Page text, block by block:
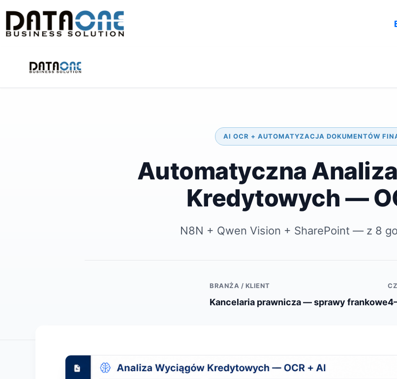
AI OCR + AUTOMATYZACJA DOKUMENTÓW
Automatyczna
Kredytowych —
N8N + Qwen Vision + SharePoint — z 8
BRANŻA / KLIENT
Kancelaria prawnicza — sprawy frankowe